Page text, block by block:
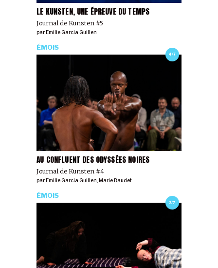
LE KUNSTEN, UNE ÉPREUVE DU TEMPS
Journal de Kunsten #5
parEmilie Garcia Guillen
4/7
AU CONFLUENT DES ODYSSÉES NOIRES
Journal de Kunsten #4
ÉMOIS
par Emilie Garcia Guillen, Marie Baudet
2/7
ÉMOIS